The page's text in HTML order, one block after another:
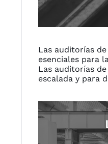
Las auditorías
esenciales para
Las auditorías
escalada y para